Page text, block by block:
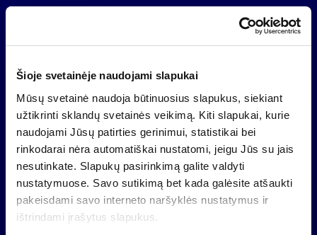
Šioje svetainėje naudojami slapukai
Mūsų svetainė naudoja būtinuosius slapukus, siekiant
užtikrinti sklandų svetainės veikimą. Kiti slapukai, kurie
naudojami Jūsų patirties gerinimui, statistikai bei
rinkodarai nėra automatiškai nustatomi, jeigu Jūs su jais
nesutinkate. Slapukų pasirinkimą galite valdyti
nustatymuose. Savo sutikimą bet kada galėsite atšaukti
pakeisdami savo interneto naršyklės nustatymus ir
ištrindami įrašytus slapukus.
Maib yra didžiausias bankas Moldovoje. 2025 m.
gruodžio 31 d. duomenimis, jis valdė 35,7 proc. šalies
bankų turto ir 37,9 proc. paskolų rinkos. Bankas
ir yra vienas didžiausių šalies darbdavių. 2024 m.,
šeštus metus iš eilės, leidinio „The Financial Times“
žurnalas „The Banker“ pripažino maib geriausiu
banku Moldovoje, o „Global Finance“ – geriausiu
tvarumo srityje veikiančiu banku šalyje.
Nuo 2018 m. didžiausias maib akcininkas yra
investuotojų konsorciumas, kurį sudaro Europos
rekonstrukcijos ir plėtros bankas, pirmaujanti turto
valdymo grupė Baltijos šalyse „Invalda INVL“ ir